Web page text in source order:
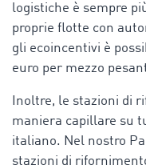
logistiche è sempre
proprie flotte con
gli ecoincentivi è
euro per mezzo
Inoltre, le stazioni di
maniera capillare su
italiano. Nel nostro
stazioni di